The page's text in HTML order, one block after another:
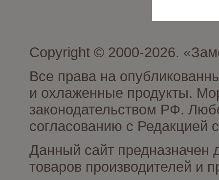
Copyright © 2000-2026.
Все права на
и охлаженные продукты.
законодательством РФ.
согласованию с Редакцией
Данный сайт предназначен
товаров производителей и